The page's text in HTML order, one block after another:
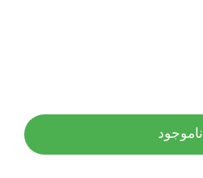
ناموجود